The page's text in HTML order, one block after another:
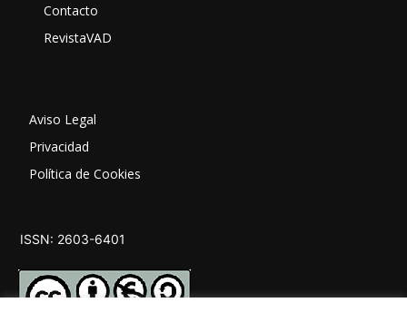
Contacto
RevistaVAD
Aviso Legal
Privacidad
Política de Cookies
ISSN: 2603-6401